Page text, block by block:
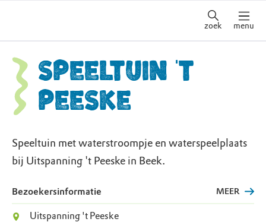
zoek menu
Speeltuin 't
Peeske
Speeltuin met waterstroompje en waterspeelplaats
bij Uitspanning 't Peeske in Beek.
Bezoekersinformatie MEER
Uitspanning 't Peeske